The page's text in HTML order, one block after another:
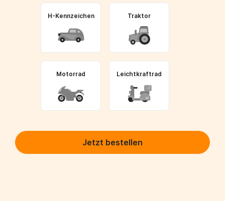
H-Kennzeichen Traktor
Motorrad Leichtkraftrad
Jetzt bestellen